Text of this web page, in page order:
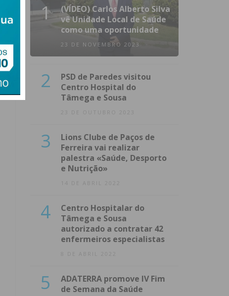
1
(VÍDEO) Carlos Alberto Silva
vê Unidade Local de Saúde
como uma oportunidade
23 DE NOVEMBRO 2023
2
PSD de Paredes visitou
Centro Hospital do
Tâmega e Sousa
23 DE OUTUBRO 2023
3
Lions Clube de Paços de
Ferreira vai realizar
palestra «Saúde, Desporto
e Nutrição»
14 DE ABRIL 2022
4
Centro Hospitalar do
Tâmega e Sousa
autorizado a contratar 42
enfermeiros especialistas
8 DE ABRIL 2022
5
ADATERRA promove IV Fim
de Semana da Saúde